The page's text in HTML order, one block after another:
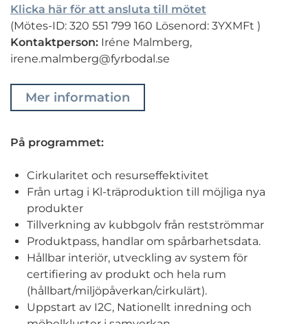
Klicka här för att ansluta till mötet
(Mötes-ID: 320 551 799 160 Lösenord: 3YXMFt )
Kontaktperson: Iréne Malmberg,
irene.malmberg@fyrbodal.se
Mer information
På programmet:
Cirkularitet och resurseffektivitet
Från urtag i Kl-träproduktion till möjliga nya
produkter
Tillverkning av kubbgolv från restströmmar
Produktpass, handlar om spårbarhetsdata.
Hållbar interiör, utveckling av system för
certifiering av produkt och hela rum
(hållbart/miljöpåverkan/cirkulärt).
Uppstart av I2C, Nationellt inredning och